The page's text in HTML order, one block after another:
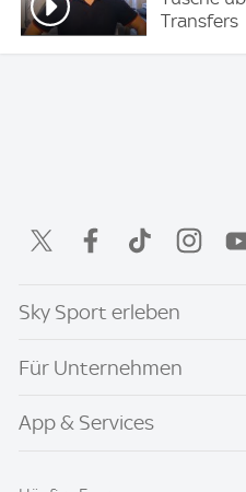
Transfers
Sky Sport erleben
Für Unternehmen
App & Services